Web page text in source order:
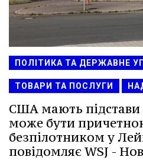
ПОЛІТИКА ТА ДЕРЖАВНЕ
ТОВАРИ ТА ПОСЛУГИ
США мають підстави
може бути
безпілотником у
повідомляє WSJ -